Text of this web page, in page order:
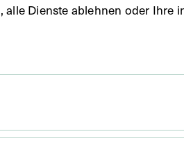
alle Dienste ablehnen oder